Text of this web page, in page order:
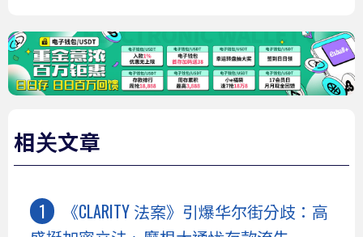
相关文章
《CLARITY 法案》引爆华尔街分歧：高